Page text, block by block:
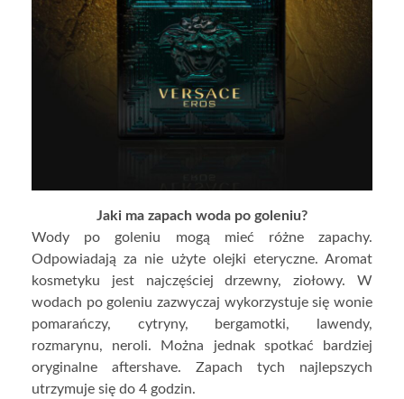
Jaki ma zapach woda po goleniu?
Wody po goleniu mogą mieć różne zapachy.
Odpowiadają za nie użyte olejki eteryczne. Aromat
kosmetyku jest najczęściej drzewny, ziołowy. W
wodach po goleniu zazwyczaj wykorzystuje się wonie
pomarańczy, cytryny, bergamotki, lawendy,
rozmarynu, neroli. Można jednak spotkać bardziej
oryginalne aftershave. Zapach tych najlepszych
utrzymuje się do 4 godzin.